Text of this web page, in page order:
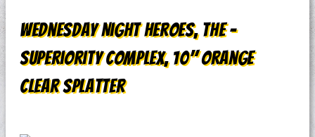
Wednesday Night Heroes, The -
Superiority Complex, 10" orange
clear splatter